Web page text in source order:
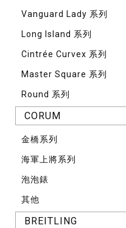
Vanguard Lady 系列
Long Island 系列
Cintrée Curvex 系列
Master Square 系列
Round 系列
CORUM
⾦橋系列
海軍上將系列
泡泡錶
其他
BREITLING